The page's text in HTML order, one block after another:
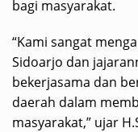
bagi masyarakat.
“Kami sangat
Sidoarjo dan
bekerjasama dan
daerah dalam
masyarakat,” ujar